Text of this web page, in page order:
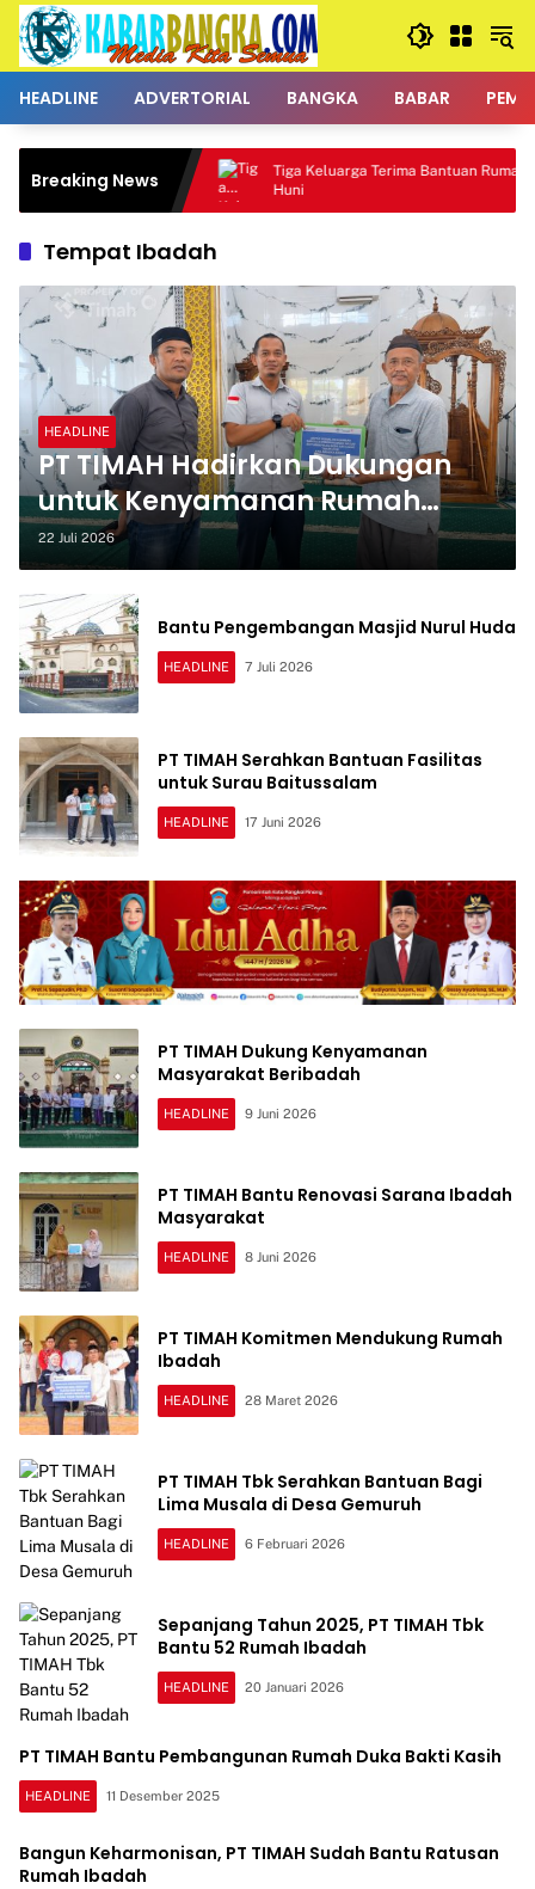
Langsung
konten
HEADLINE ADVERTORIAL BANGKA BABAR
Breaking News
untuk
Tiga Keluarga Terima Bantuan Rumah Layak
Huni
Tempat Ibadah
HEADLINE
PT TIMAH Hadirkan Dukungan
untuk Kenyamanan Rumah
Ibadah
22 Juli 2026
Bantu Pengembangan Masjid Nurul Huda
HEADLINE 7 Juli 2026
PT TIMAH Serahkan Bantuan Fasilitas
untuk Surau Baitussalam
HEADLINE 17 Juni 2026
PT TIMAH Dukung Kenyamanan
Masyarakat Beribadah
HEADLINE 9 Juni 2026
PT TIMAH Bantu Renovasi Sarana Ibadah
Masyarakat
HEADLINE 8 Juni 2026
PT TIMAH Komitmen Mendukung Rumah
Ibadah
HEADLINE 28 Maret 2026
PT TIMAH Tbk Serahkan Bantuan Bagi
Lima Musala di Desa Gemuruh
HEADLINE 6 Februari 2026
Sepanjang Tahun 2025, PT TIMAH Tbk
Bantu 52 Rumah Ibadah
HEADLINE 20 Januari 2026
PT TIMAH Bantu Pembangunan Rumah Duka Bakti Kasih
HEADLINE 11 Desember 2025
Bangun Keharmonisan, PT TIMAH Sudah Bantu Ratusan
Rumah Ibadah